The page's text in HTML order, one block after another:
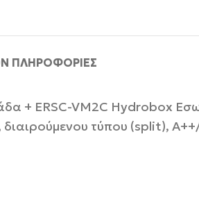
ΠΛΗΡΟΦΟΡΊΕΣ
+ ERSC-VM2C Hydrobox
τύπου (split),